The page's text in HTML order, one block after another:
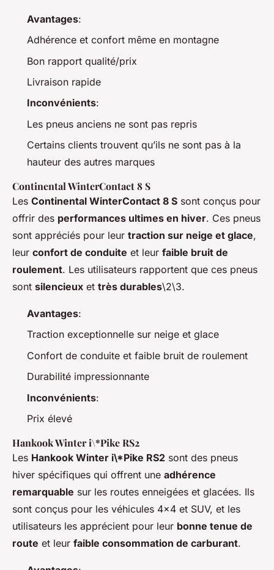
Avantages:
Adhérence et confort même en montagne
Bon rapport qualité/prix
Livraison rapide
Inconvénients:
Les pneus anciens ne sont pas repris
Certains clients trouvent qu’ils ne sont pas à la
hauteur des autres marques
Continental WinterContact 8 S
Les Continental WinterContact 8 S sont conçus pour
offrir des performances ultimes en hiver. Ces pneus
sont appréciés pour leur traction sur neige et glace,
leur confort de conduite et leur faible bruit de
roulement. Les utilisateurs rapportent que ces pneus
sont silencieux et très durables\2\3.
Avantages:
Traction exceptionnelle sur neige et glace
Confort de conduite et faible bruit de roulement
Durabilité impressionnante
Inconvénients:
Prix élevé
Hankook Winter i\*Pike RS2
Les Hankook Winter i\*Pike RS2 sont des pneus
hiver spécifiques qui offrent une adhérence
remarquable sur les routes enneigées et glacées. Ils
sont conçus pour les véhicules 4x4 et SUV, et les
utilisateurs les apprécient pour leur bonne tenue de
route et leur faible consommation de carburant.